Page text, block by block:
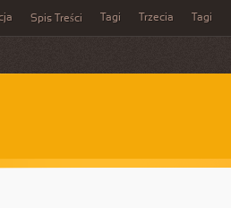
Spis Treści Tagi Trzecia Tagi